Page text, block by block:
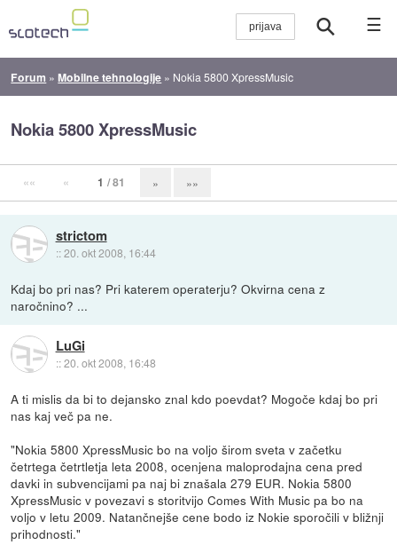
☰
Forum »Mobilne tehnologije » Nokia 5800 XpressMusic
Nokia 5800 XpressMusic
«« « 1 / 81 » »»
strictom
::20. okt 2008, 16:44
Kdaj bo pri nas? Pri katerem operaterju? Okvirna cena z
naročnino? ...
LuGi
::20. okt 2008, 16:48
A ti mislis da bi to dejansko znal kdo poevdat? Mogoče kdaj bo pri
nas kaj več pa ne.
"Nokia 5800 XpressMusic bo na voljo širom sveta v začetku
četrtega četrtletja leta 2008, ocenjena maloprodajna cena pred
davki in subvencijami pa naj bi znašala 279 EUR. Nokia 5800
XpressMusic v povezavi s storitvijo Comes With Music pa bo na
voljo v letu 2009. Natančnejše cene bodo iz Nokie sporočili v bližnji
prihodnosti."